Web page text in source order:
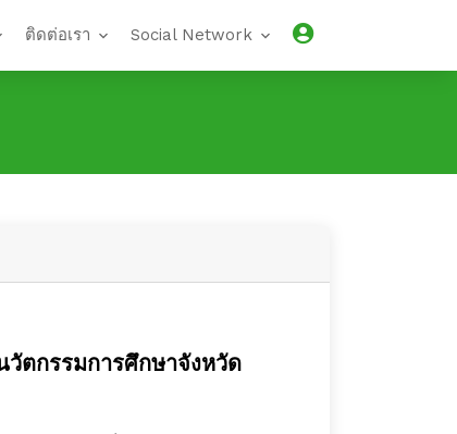
ติดต่อเรา Social Network
ตกรรมการศึกษาจังหวัด